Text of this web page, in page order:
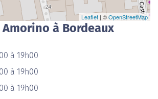
Leaflet | ©OpenStreetMap
à Bordeaux
à 19h00
à 19h00
à 19h00